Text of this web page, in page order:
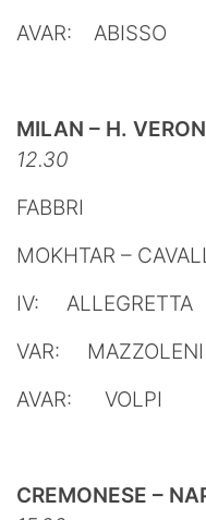
AVAR: ABISSO
MILAN – H.
12.30
FABBRI
MOKHTAR –
IV: ALLEGRETTA
VAR: MAZZOLENI
AVAR: VOLPI
CREMONESE –